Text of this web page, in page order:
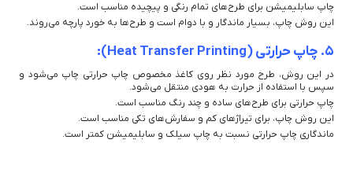
چاپ سابلیمیشن برای طرح‌های تمام رنگی و پیچیده مناسب است.
این روش چاپ، بسیار ماندگار و با دوام است و طرح‌ها به خورد پارچه می‌روند.
5. چاپ حرارتی (Heat Transfer Printing):
در این روش، طرح مورد نظر روی کاغذ مخصوص چاپ حرارتی چاپ می‌شود و
سپس با استفاده از حرارت به هودی منتقل می‌شود.
چاپ حرارتی برای طرح‌های ساده و چند رنگ مناسب است.
این روش چاپ، برای تیراژهای کم و سفارش‌های تکی مناسب است.
ماندگاری چاپ حرارتی نسبت به چاپ سیلک و سابلیمیشن کمتر است.